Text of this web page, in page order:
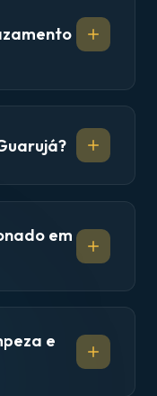
em
e